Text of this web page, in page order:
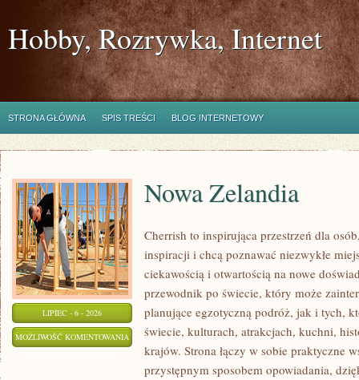
Hobby, Rozrywka, Internet
STRONA GŁÓWNA SPIS TREŚCI BLOG INTERNETOWY
LIPIEC - 6 - 2026
MOŻLIWOŚĆ KOMENTOWANIA NOWA
ZELANDIA
Nowa Zelandia
Cherrish to inspirująca przestrzeń dla
inspiracji i chcą poznawać niezwykłe
ciekawością i otwartością na nowe
przewodnik po świecie, który może
planujące egzotyczną podróż, jak i tych,
świecie, kulturach, atrakcjach, kuchni,
krajów. Strona łączy w sobie praktyczne
przystępnym sposobem opowiadania,